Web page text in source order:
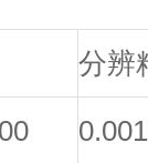
分辨
0.001